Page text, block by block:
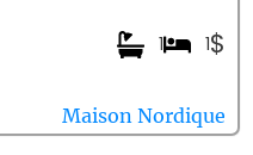
$
1
1
Maison Nordique